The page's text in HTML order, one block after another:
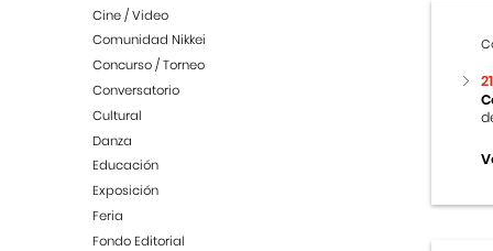
Cine / Video
Comunidad Nikkei
Concurso / Torneo
Conversatorio
Cultural
Danza
Educación
Exposición
Feria
Fondo Editorial